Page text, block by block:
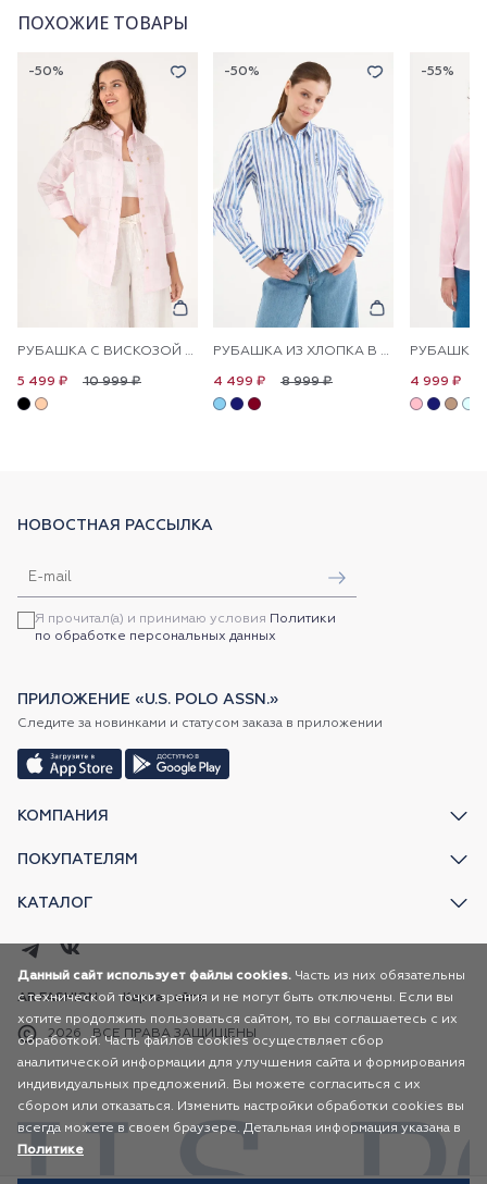
ПОХОЖИЕ ТОВАРЫ
-50%
РУБАШКА С ВИСКОЗОЙ СВОБОДНАЯ
10 999 ₽
5 499 ₽
-50%
РУБАШКА ИЗ ХЛОПКА В ПОЛОСКУ ПРЯМАЯ
8 999 ₽
4 499 ₽
-55%
4 999 ₽
КОМПАНИЯ
ПОКУПАТЕЛЯМ
КАТАЛОГ
НОВОСТНАЯ РАССЫЛКА
Я прочитал(а) и принимаю условия Политики
по обработке персональных данных
ПРИЛОЖЕНИЕ «U.S. POLO ASSN.»
Следите за новинками и статусом заказа в приложении
2026 ВСЕ ПРАВА ЗАЩИЩЕНЫ
AR FASHION Карта сайта
Данный сайт использует файлы cookies. Часть из них обязательны
с технической точки зрения и не могут быть отключены. Если вы
хотите продолжить пользоваться сайтом, то вы соглашаетесь с их
обработкой. Часть файлов cookies осуществляет сбор
аналитической информации для улучшения сайта и формирования
индивидуальных предложений. Вы можете согласиться с их
сбором или отказаться. Изменить настройки обработки cookies вы
всегда можете в своем браузере. Детальная информация указана в
Политике